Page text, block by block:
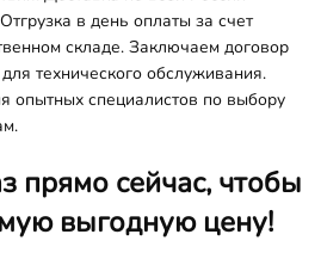
в день оплаты за счет
складе. Заключаем договор
технического обслуживания.
опытных специалистов по выбору
прямо сейчас, чтобы
выгодную цену!